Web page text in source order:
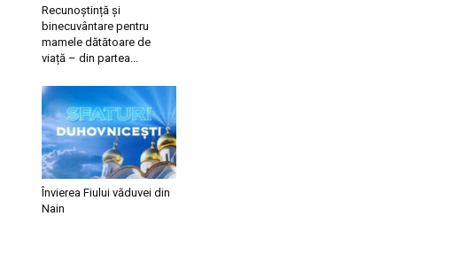
Recunoștință și
binecuvântare pentru
mamele dătătoare de
viață – din partea...
Învierea Fiului văduvei din
Nain